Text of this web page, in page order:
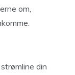
om,
din